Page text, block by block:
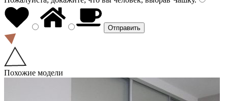
Похожие модели